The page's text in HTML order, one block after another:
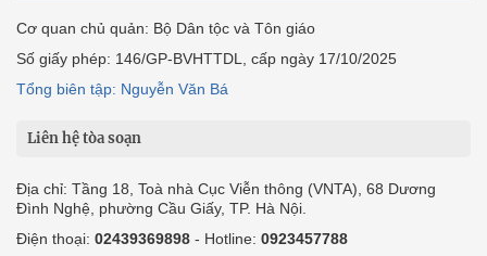
Cơ quan chủ quản: Bộ Dân tộc và Tôn giáo
Số giấy phép: 146/GP-BVHTTDL, cấp ngày 17/10/2025
Tổng biên tập: Nguyễn Văn Bá
Liên hệ tòa soạn
Địa chỉ: Tầng 18, Toà nhà Cục Viễn thông (VNTA), 68 Dương
Đình Nghệ, phường Cầu Giấy, TP. Hà Nội.
Điện thoại: 02439369898 - Hotline: 0923457788